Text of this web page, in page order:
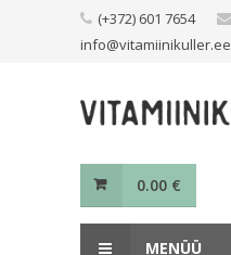
(+372) 601 7654
info@vitamiinikuller.ee
0.00 €
MENÜÜ